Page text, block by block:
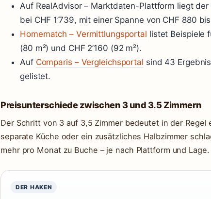
Auf RealAdvisor – Marktdaten-Plattform liegt
bei CHF 1’739, mit einer Spanne von CHF 880
Homematch – Vermittlungsportal listet Beispiele
(80 m²) und CHF 2’160 (92 m²).
Auf Comparis – Vergleichsportal sind 43
gelistet.
Preisunterschiede zwischen 3 und 3.5 Zimmern
Der Schritt von 3 auf 3,5 Zimmer bedeutet in der
separate Küche oder ein zusätzliches Halbzimmer
mehr pro Monat zu Buche – je nach Plattform und Lage.
DER HAKEN